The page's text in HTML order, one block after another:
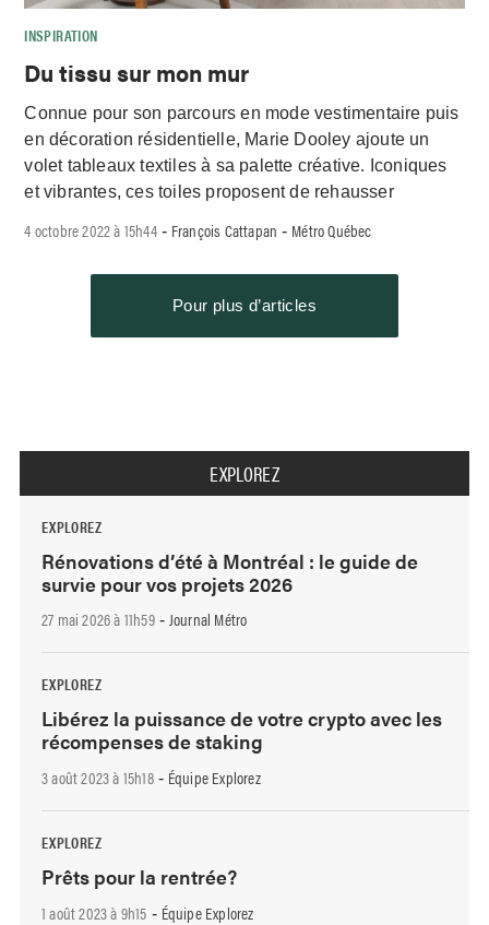
INSPIRATION
Du tissu sur mon mur
Connue pour son parcours en mode vestimentaire puis
en décoration résidentielle, Marie Dooley ajoute un
volet tableaux textiles à sa palette créative. Iconiques
et vibrantes, ces toiles proposent de rehausser
4 octobre 2022 à 15h44- François Cattapan - Métro Québec
Pour plus d’articles
EXPLOREZ
EXPLOREZ
Rénovations d’été à Montréal : le guide de
survie pour vos projets 2026
27 mai 2026 à 11h59- Journal Métro
EXPLOREZ
Libérez la puissance de votre crypto avec les
récompenses de staking
3 août 2023 à 15h18- Équipe Explorez
EXPLOREZ
Prêts pour la rentrée?
1 août 2023 à 9h15 - Équipe Explorez